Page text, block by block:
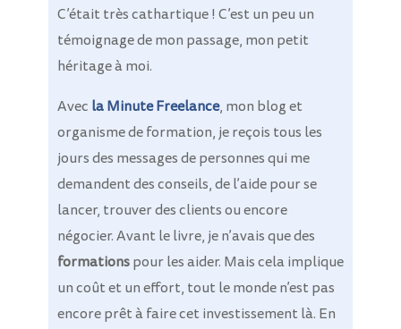
C’était très cathartique ! C’est un peu un
témoignage de mon passage, mon petit
héritage à moi.
Avec la Minute Freelance, mon blog et
organisme de formation, je reçois tous les
jours des messages de personnes qui me
demandent des conseils, de l’aide pour se
lancer, trouver des clients ou encore
négocier. Avant le livre, je n’avais que des
formationspour les aider. Mais cela implique
un coût et un effort, tout le monde n’est pas
encore prêt à faire cet investissement là. En